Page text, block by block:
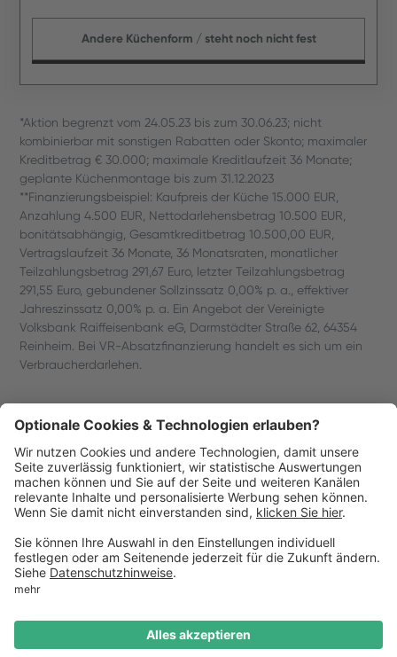
Andere Küchenform / steht noch nicht fest
*Aktion begrenzt vom 24.05.23 bis zum 30.06.23; nicht
kombinierbar mit sonstigen Rabatten oder Skonto; maximaler
Kreditbetrag € 30.000; maximale Kreditlaufzeit 36 Monate;
geplante Küchenmontage bis zum 31.12.2023
**Finanzierungsbeispiel: Kaufpreis der Küche 15.000 EUR,
Anzahlung 4.500 EUR, Nettodarlehensbetrag 10.500 EUR,
bonitätsabhängig, Gesamtkreditbetrag 10.500,00 EUR,
Vertragslaufzeit 36 Monate, 36 Monatsraten, monatlicher
Teilzahlungsbetrag 291,67 Euro, letzter Teilzahlungsbetrag
291,55 Euro, gebundener Sollzinssatz 0,00% p. a., effektiver
Jahreszinssatz 0,00% p. a. Ein Angebot der Vereinigte
Volksbank Raiffeisenbank eG, Darmstädter Straße 62, 64354
Reinheim. Bei VR-Absatzfinanzierung handelt es sich um ein
Verbraucherdarlehen.
Wilhelmine Goetz